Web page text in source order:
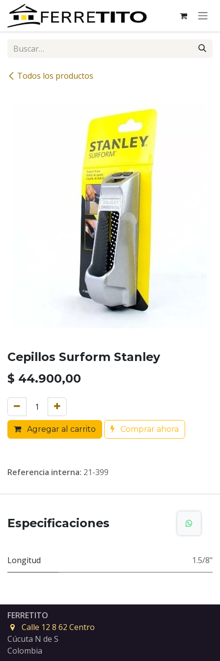
Ir al contenido
Todos los productos
Cepillos Surform Stanley
$ 44.900,00
Agregar al carrito Comprar ahora
Referencia interna: 21-399
Especificaciones
Longitud 1.5/8"
FERRETITO
Calle 12 8 62 Centro
Cúcuta N de S
Colombia